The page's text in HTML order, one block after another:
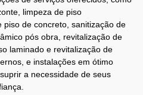
limpeza de piso
de concreto, sanitização de
pós obra, revitalização de
laminado e revitalização de
e instalações em ótimo
a necessidade de seus